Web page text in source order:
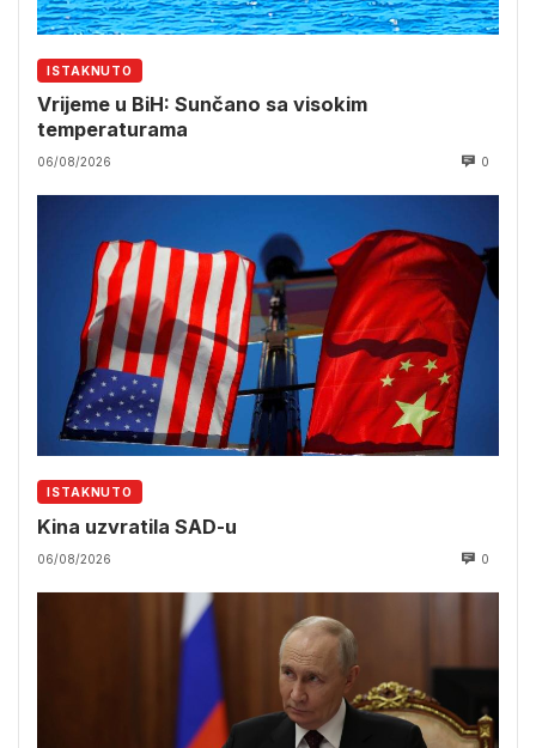
ISTAKNUTO
Vrijeme u BiH: Sunčano sa visokim
temperaturama
06/08/2026 0
ISTAKNUTO
Kina uzvratila SAD-u
06/08/2026 0